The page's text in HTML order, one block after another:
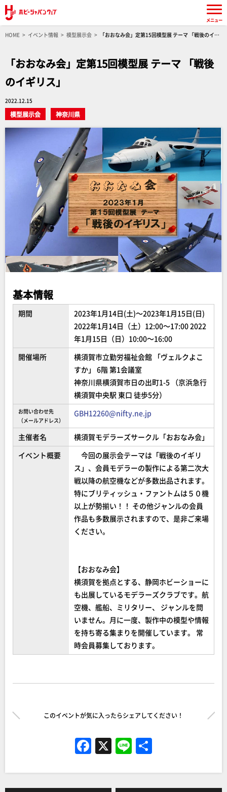
HOME イベント情報 模型展示会
「おおなみ会」定第15回模型展 テーマ 「戦後のイギ
「おおなみ会」定第15回模型展 テーマ 「戦後
のイギリス」
2022.12.15
模型展示会 神奈川県
基本情報
期間
2023年1月14日(土)～2023年1月15日(日)
2022年1月14日（土）12:00～17:00 2022
年1月15日（日）10:00～16:00
開催場所
横須賀市立勤労福祉会館 「ヴェルクよこ
すか」 6階 第1会議室
神奈川県横須賀市日の出町1-5 （京浜急行
横須賀中央駅 東口 徒歩5分）
お問い合わせ先
（メールアドレス）
GBH12260@nifty.ne.jp
主催者名
横須賀モデラーズサークル「おおなみ会」
イベント概要
今回の展示会テーマは「戦後のイギリ
ス」、会員モデラーの製作による第二次大
戦以降の航空機などが多数出品されます。
特にブリティッシュ・ファントムは５０機
以上が勢揃い！！ その他ジャンルの会員
作品も多数展示されますので、是非ご来場
ください。
【おおなみ会】
横須賀を拠点とする、静岡ホビーショーに
も出展しているモデラーズクラブです。航
空機、艦船、ミリタリー、 ジャンルを問
いません。月に一度、製作中の模型や情報
を持ち寄る集まりを開催しています。 常
時会員募集しております。
このイベントが気に入ったらシェアしてください！
F
a
c
X Li
n
e
メニュー